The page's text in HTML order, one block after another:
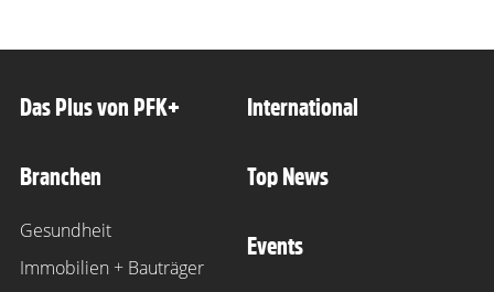
Das Plus von PFK+
Branchen
Gesundheit
Immobilien + Bauträger
International
Top News
Events